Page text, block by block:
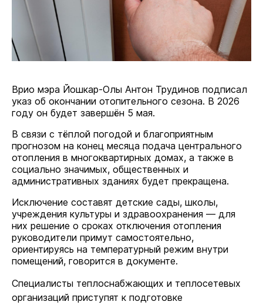
Врио мэра Йошкар-Олы Антон Трудинов подписал
указ об окончании отопительного сезона. В 2026
году он будет завершён 5 мая.
В связи с тёплой погодой и благоприятным
прогнозом на конец месяца подача центрального
отопления в многоквартирных домах, а также в
социально значимых, общественных и
административных зданиях будет прекращена.
Исключение составят детские сады, школы,
учреждения культуры и здравоохранения — для
них решение о сроках отключения отопления
руководители примут самостоятельно,
ориентируясь на температурный режим внутри
помещений, говорится в документе.
Специалисты теплоснабжающих и теплосетевых
организаций приступят к подготовке